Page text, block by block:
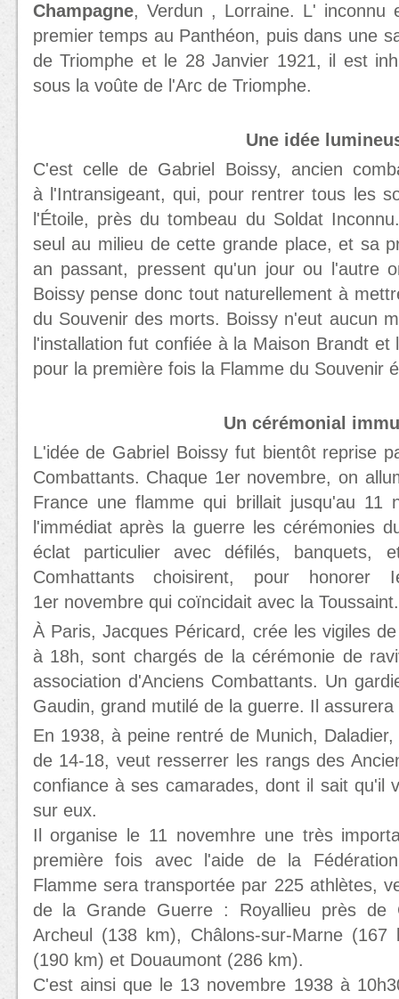
Champagne, Verdun , Lorraine. L' inconnu
premier temps au Panthéon, puis dans une
de Triomphe et le 28 Janvier 1921, il est
sous la voûte de l'Arc de Triomphe.
Une idée
C'est celle de Gabriel Boissy, ancien
à l'Intransigeant, qui, pour rentrer tous les
l'Étoile, près du tombeau du Soldat
seul au milieu de cette grande place, et sa
an passant, pressent qu'un jour ou l'autre
Boissy pense donc tout naturellement à
du Souvenir des morts. Boissy n'eut aucun
l'installation fut confiée à la Maison Brandt
pour la première fois la Flamme du Souvenir
Un cérémonial
L'idée de Gabriel Boissy fut bientôt reprise
Combattants. Chaque 1er novembre, on
France une flamme qui brillait jusqu'au 11
l'immédiat après la guerre les cérémonies
éclat particulier avec défilés, banquets,
Comhattants choisirent, pour
1er novembre qui coïncidait avec la Toussaint.
À Paris, Jacques Péricard, crée les vigiles
à 18h, sont chargés de la cérémonie de
association d'Anciens Combattants. Un
Gaudin, grand mutilé de la guerre. Il
En 1938, à peine rentré de Munich,
de 14-18, veut resserrer les rangs des
confiance à ses camarades, dont il sait qu'il
sur eux.
Il organise le 11 novemhre une très
première fois avec l'aide de la
Flamme sera transportée par 225 athlètes,
de la Grande Guerre : Royallieu près de
Archeul (138 km), Châlons-sur-Marne (167
(190 km) et Douaumont (286 km).
C'est ainsi que le 13 novembre 1938 à